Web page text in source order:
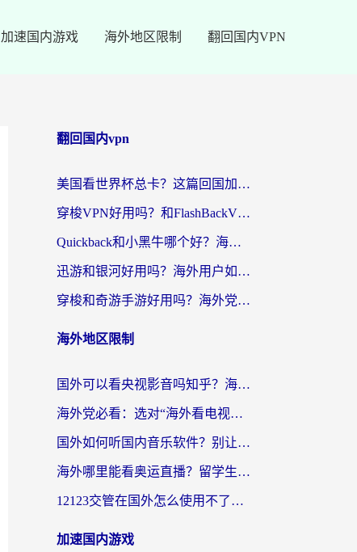
加速国内游戏 海外地区限制 翻回国内VPN
翻回国内vpn
美国看世界杯总卡？这篇回国加速器指南帮你无缝刷国内资源（附苹果手机VPN设置步骤）
穿梭VPN好用吗？和FlashBackVPN对比哪个回国效果更好？
Quickback和小黑牛哪个好？海外党亲测指南，选对回国加速器秒回国内
迅游和银河好用吗？海外用户如何选择回国加速器实现无缝访问国内资源
穿梭和奇游手游好用吗？海外党亲测3款回国加速器，附蜜蜂加速器七天试用攻略
海外地区限制
国外可以看央视影音吗知乎？海外党亲测有效的回国加速方案
海外党必看：选对“海外看电视剧软件”，再也不用愁国内剧刷不了
国外如何听国内音乐软件？别让地域限制，断了你的中文歌单
海外哪里能看奥运直播？留学生&海外华人必看的体育赛事观赛终极指南
12123交管在国外怎么使用不了？海外华人必看的无缝访问国内资源指南
加速国内游戏